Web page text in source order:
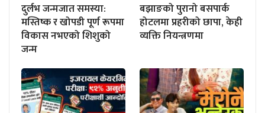
दुर्लभ जन्मजात समस्या:
मस्तिष्क र खोपडी पूर्ण रूपमा
विकास नभएको शिशुको
जन्म
बझाङको पुरानो बसपार्क
होटलमा प्रहरीको छापा, केही
व्यक्ति नियन्त्रणमा